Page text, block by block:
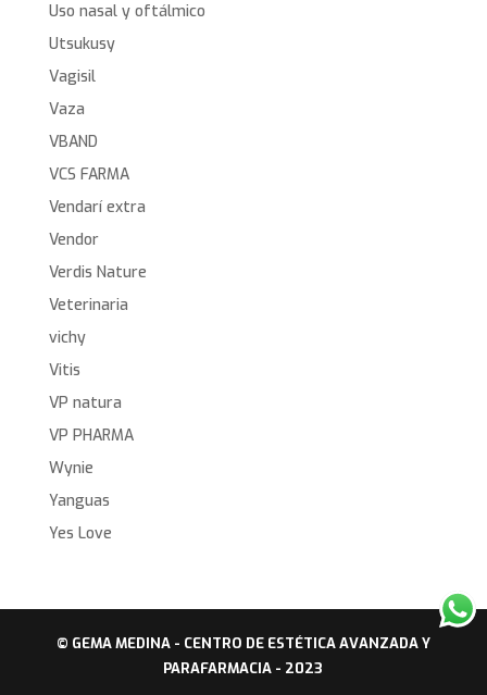
Uso nasal y oftálmico
Utsukusy
Vagisil
Vaza
VBAND
VCS FARMA
Vendarí extra
Vendor
Verdis Nature
Veterinaria
vichy
Vitis
VP natura
VP PHARMA
Wynie
Yanguas
Yes Love
© GEMA MEDINA - CENTRO DE ESTÉTICA AVANZADA Y
PARAFARMACIA - 2023